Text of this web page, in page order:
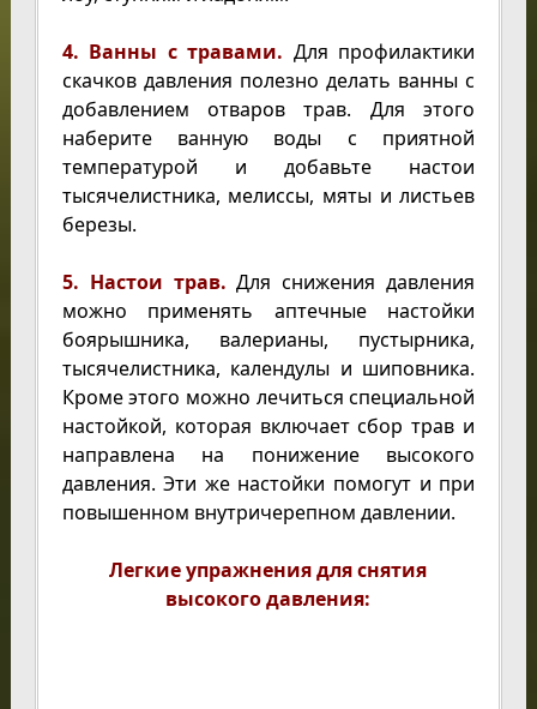
4. Ванны с травами. Для профилактики
скачков давления полезно делать ванны с
добавлением отваров трав. Для этого
наберите ванную воды с приятной
температурой и добавьте настои
тысячелистника, мелиссы, мяты и листьев
березы.
5. Настои трав. Для снижения давления
можно применять аптечные настойки
боярышника, валерианы, пустырника,
тысячелистника, календулы и шиповника.
Кроме этого можно лечиться специальной
настойкой, которая включает сбор трав и
направлена на понижение высокого
давления. Эти же настойки помогут и при
повышенном внутричерепном давлении.
Легкие упражнения для снятия
высокого давления: